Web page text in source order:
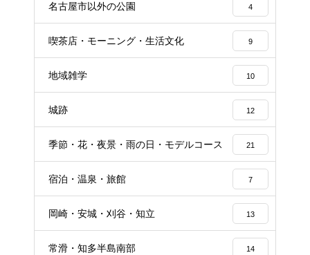
名古屋市以外の公園 4
喫茶店・モーニング・生活文化 9
地域雑学 10
城跡 12
季節・花・夜景・雨の日・モデルコース 21
宿泊・温泉・旅館 7
岡崎・安城・刈谷・知立 13
常滑・知多半島南部 14